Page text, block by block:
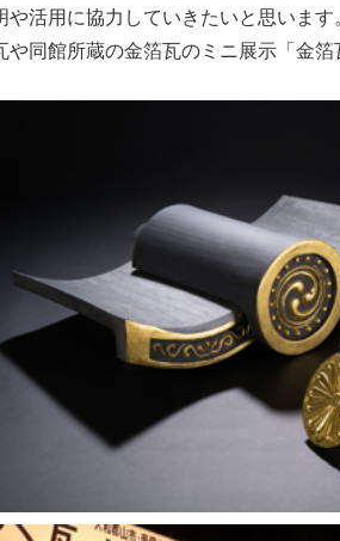
や活用に協力していきたいと思いま
や同館所蔵の金箔瓦のミニ展示「金箔